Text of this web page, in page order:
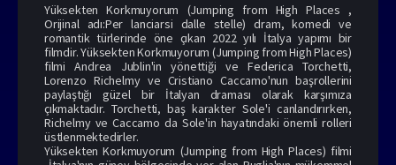
Yüksekten Korkmuyorum (Jumping from High Places ,
Orijinal adı:Per lanciarsi dalle stelle) dram, komedi ve
romantik türlerinde öne çıkan 2022 yılı İtalya yapımı bir
filmdir. Yüksekten Korkmuyorum (Jumping from High Places)
filmi Andrea Jublin'in yönettiği ve Federica Torchetti,
Lorenzo Richelmy ve Cristiano Caccamo'nun başrollerini
paylaştığı güzel bir İtalyan draması olarak karşımıza
çıkmaktadır. Torchetti, baş karakter Sole'i canlandırırken,
Richelmy ve Caccamo da Sole'in hayatındaki önemli rolleri
üstlenmektedirler.
Yüksekten Korkmuyorum (Jumping from High Places) filmi